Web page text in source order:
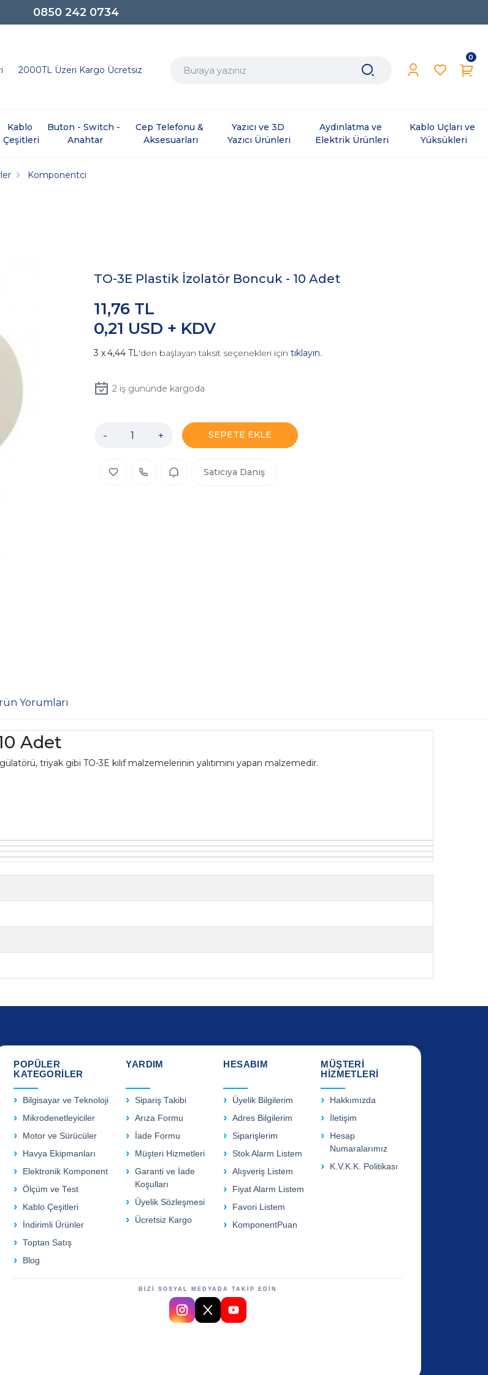
0850 242 0734
2000TL Üzeri Kargo Ücretsiz
0
Kablo
Çeşitleri
Buton - Switch -
Anahtar
Cep Telefonu &
Aksesuarları
Yazıcı ve 3D
Yazıcı Ürünleri
Aydınlatma ve
Elektrik Ürünleri
Kablo Uçları ve
Yüksükleri
Komponentci
TO-3E Plastik İzolatör Boncuk - 10 Adet
0,21 USD + KDV
11,76 TL
4,44 TL'den başlayan taksit seçenekleri için tıklayın.
2iş gününde kargoda
- + SEPETE EKLE
Satıcıya Danış
Yorumları
Adet
triyak gibi TO-3E kılıf malzemelerinin yalıtımını yapan malzemedir.
POPÜLER
KATEGORİLER
Bilgisayar ve Teknoloji
Mikrodenetleyiciler
Motor ve Sürücüler
Havya Ekipmanları
Elektronik Komponent
Ölçüm ve Test
Kablo Çeşitleri
İndirimli Ürünler
Toptan Satış
Blog
YARDIM
Sipariş Takibi
Arıza Formu
İade Formu
Müşteri Hizmetleri
Garanti ve İade
Koşulları
Üyelik Sözleşmesi
Ücretsiz Kargo
HESABIM
Üyelik Bilgilerim
Adres Bilgilerim
Siparişlerim
Stok Alarm Listem
Alışveriş Listem
Fiyat Alarm Listem
Favori Listem
KomponentPuan
MÜŞTERİ
HİZMETLERİ
Hakkımızda
İletişim
Hesap
Numaralarımız
K.V.K.K. Politikası
BİZİ SOSYAL MEDYADA TAKİP EDİN